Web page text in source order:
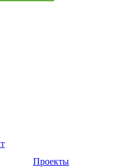
Проекты